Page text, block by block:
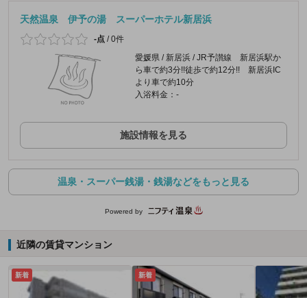
天然温泉 伊予の湯 スーパーホテル新居浜
-点 /0件
愛媛県 / 新居浜 / JR予讃線 新居浜駅か
ら車で約3分!!徒歩で約12分!! 新居浜IC
より車で約10分
入浴料金：-
施設情報を見る
温泉・スーパー銭湯・銭湯などをもっと見る
Powered by
近隣の賃貸マンション
新着 新着